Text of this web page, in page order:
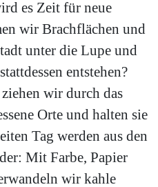
es Zeit für neue
wir Brachflächen und
unter die Lupe und
entstehen?
wir durch das
Orte und halten sie
Tag werden aus den
Mit Farbe, Papier
wir kahle